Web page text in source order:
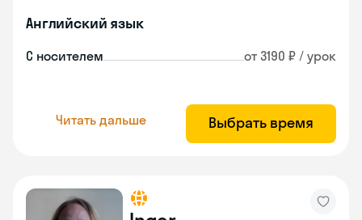
Английский язык
С носителем от 3190 ₽ / урок
Читать дальше Выбрать время